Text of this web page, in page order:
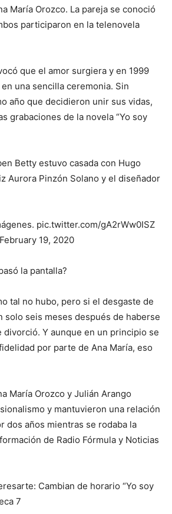
María Orozco. La pareja se conoció
participaron en la telenovela
que el amor surgiera y en 1999
una sencilla ceremonia. Sin
año que decidieron unir sus vidas,
grabaciones de la novela “Yo soy
Betty estuvo casada con Hugo
Aurora Pinzón Solano y el diseñador
pic.twitter.com/gA2rWw0ISZ
19, 2020
la pantalla?
tal no hubo, pero si el desgaste de
solo seis meses después de haberse
divorció. Y aunque en un principio se
por parte de Ana María, eso
María Orozco y Julián Arango
y mantuvieron una relación
dos años mientras se rodaba la
de Radio Fórmula y Noticias
Cambian de horario “Yo soy
7